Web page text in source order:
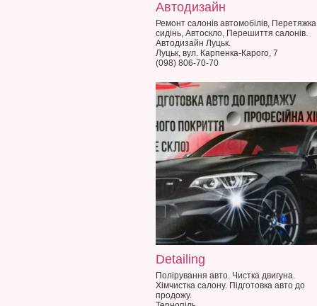
Автодизайн
Ремонт салонів автомобілів, Перетяжка
сидінь, Автоскло, Перешиття салонів.
Автодизайн Луцьк.
Луцьк, вул. Карпенка-Карого, 7
(098) 806-70-70
Detailing
Полірування авто. Чистка двигуна.
Хімчистка салону. Підготовка авто до
продожу.